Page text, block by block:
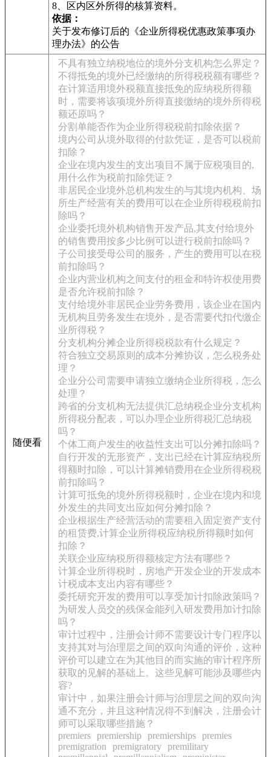
8、区内区外所得的核算资料。
依据：
关于发布修订后的《企业所得税优惠政策事项办
理办法》的公告
随便看
不具有独立纳税地位的境外分支机构怎么界定？
不得抵免的境外已经缴纳的所得税税额有哪些？
在计算适用境外税额直接抵免的应纳税所得额
时，需要将该项境外所得直接缴纳的境外所得税
额还原吗？
分割单能否作为企业所得税税前扣除依据？
境内公司从境外取得的付款凭证，是否可以税前
扣除？
企业在境内发生的支出项目不属于应税项目的,
用什么作为税前扣除凭证？
非居民企业境外总机构发生的与其境内机构、场
所生产经营有关的费用可以在企业所得税税前扣
除吗？
企业委托境外机构销售开发产品,其支付给境外
的销售费用按多少比例可以进行税前扣除吗？
子公司接受母公司的服务，产生的费用可以在税
前扣除吗？
企业内营业机构之间支付的租金和特许权使用费
是否允许税前扣除？
支付给境外非居民企业劳务费用，该企业在国内
无机构且劳务发生在境外，是否需要代扣代缴企
业所得税？
分支机构分摊企业所得税税款有什么规定？
符合独立交易原则的成本分摊协议，怎么税务处
理？
企业分公司需要申请独立缴纳企业所得税，怎么
处理？
跨省的分支机构无法提供汇总纳税企业分支机构
所得税分配表，可以办理企业所得税汇总纳税
吗？
个体工商户发生的收益性支出可以分摊扣除吗？
自行开发的无形资产，支出已经在计算应纳税所
得额时扣除，可以计算摊销费用在企业所得税税
前扣除吗？
计算可抵免的境外所得税额时，企业在境内和境
外发生的共同支出应如何分摊扣除？
企业根据生产经营活动的需要租入固定资产支付
的租赁费,计算企业所得税应纳税所得额时如何
扣除？
关联企业应纳税所得额核定方法有哪些？
计算企业所得税时，房地产开发企业的开发成本
计税成本支出内容有哪些？
委托研究开发的费用可以享受加计扣除政策吗？
为研发人员交的残保金能列入研发费用加计扣除
吗？
审计过程中，注册会计师不需要设计专门程序以
支持其对与治理层之间的双向沟通的评价，这种
评价可以建立在为其他目的而实施的审计程序所
获取的见解的基础上。这些见解可能涉及哪些内
容?
审计中，如果注册会计师与治理层之间的双向沟
通不充分，并且这种情况得不到解决，注册会计
师可以采取哪些措施？
premiers premiership premierships premies
premigration
premigratory premilitary